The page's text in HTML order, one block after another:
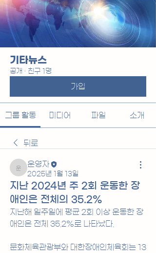
기타뉴스
공개 · 친구 1명
가입
그룹 활동 미디어 파일 소개
뒤로
운영자
운영자
2025년 1월 13일
지난 2024년 주 2회 운동한 장
애인은 전체의 35.2%
지난해 일주일에 평균 2회 이상 운동한 장
애인은 전체 35.2%로 나타났다.
문화체육관광부와 대한장애인체육회는 13